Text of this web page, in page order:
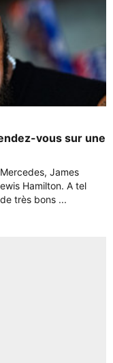
vous sur une
James
Hamilton. A tel
très bons ...